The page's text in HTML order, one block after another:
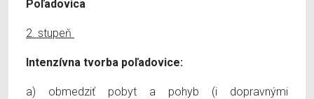
Poľadovica
2. stupeň
Intenzívna tvorba poľadovice:
a) obmedziť pobyt a pohyb (i dopravnými